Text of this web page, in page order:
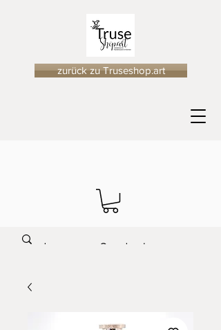
zurück zu Truseshop.art